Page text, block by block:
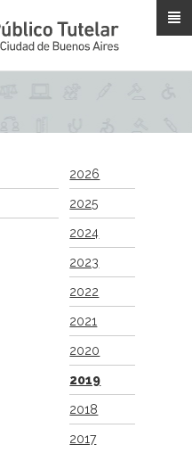
2026
2025
2024
2023
2022
2021
2020
2019
2018
2017